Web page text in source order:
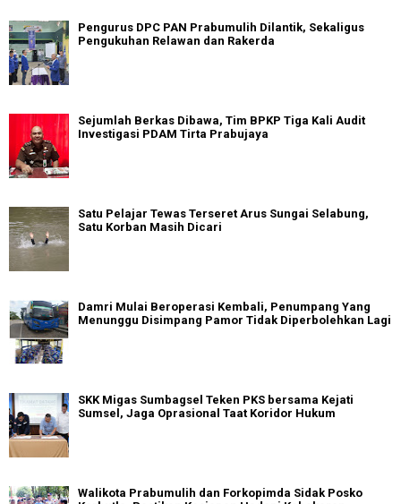
Pengurus DPC PAN Prabumulih Dilantik, Sekaligus
Pengukuhan Relawan dan Rakerda
Sejumlah Berkas Dibawa, Tim BPKP Tiga Kali Audit
Investigasi PDAM Tirta Prabujaya
Satu Pelajar Tewas Terseret Arus Sungai Selabung,
Satu Korban Masih Dicari
Damri Mulai Beroperasi Kembali, Penumpang Yang
Menunggu Disimpang Pamor Tidak Diperbolehkan Lagi
SKK Migas Sumbagsel Teken PKS bersama Kejati
Sumsel, Jaga Oprasional Taat Koridor Hukum
Walikota Prabumulih dan Forkopimda Sidak Posko